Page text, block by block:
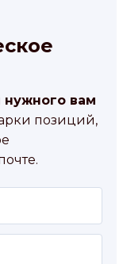
нужного вам
позиций,